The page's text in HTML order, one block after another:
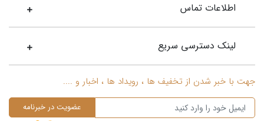
اطلاعات تماس
لینک دسترسی سریع
جهت با خبر شدن از تخفیف ها ، رویداد ها ، اخبار و ....